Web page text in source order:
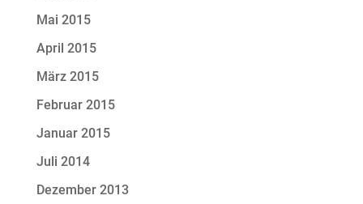
Mai 2015
April 2015
März 2015
Februar 2015
Januar 2015
Juli 2014
Dezember 2013